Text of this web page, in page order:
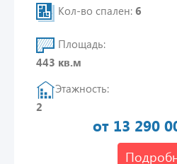
Кол-во спален: 6
Площадь:
443 кв.м
Этажность:
2
от 13 290